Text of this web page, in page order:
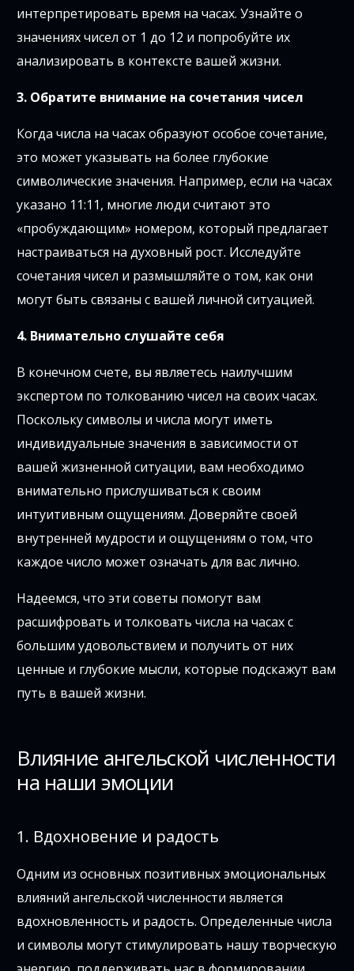
интерпретировать время на часах. Узнайте о
значениях чисел от 1 до 12 и попробуйте их
анализировать в контексте вашей жизни.
3. Обратите внимание на сочетания чисел
Когда числа на часах образуют особое сочетание,
это может указывать на более глубокие
символические значения. Например, если на часах
указано 11:11, многие люди считают это
«пробуждающим» номером, который предлагает
настраиваться на духовный рост. Исследуйте
сочетания чисел и размышляйте о том, как они
могут быть связаны с вашей личной ситуацией.
4. Внимательно слушайте себя
В конечном счете, вы являетесь наилучшим
экспертом по толкованию чисел на своих часах.
Поскольку символы и числа могут иметь
индивидуальные значения в зависимости от
вашей жизненной ситуации, вам необходимо
внимательно прислушиваться к своим
интуитивным ощущениям. Доверяйте своей
внутренней мудрости и ощущениям о том, что
каждое число может означать для вас лично.
Надеемся, что эти советы помогут вам
расшифровать и толковать числа на часах с
большим удовольствием и получить от них
ценные и глубокие мысли, которые подскажут вам
путь в вашей жизни.
Влияние ангельской численности
на наши эмоции
1. Вдохновение и радость
Одним из основных позитивных эмоциональных
влияний ангельской численности является
вдохновленность и радость. Определенные числа
и символы могут стимулировать нашу творческую